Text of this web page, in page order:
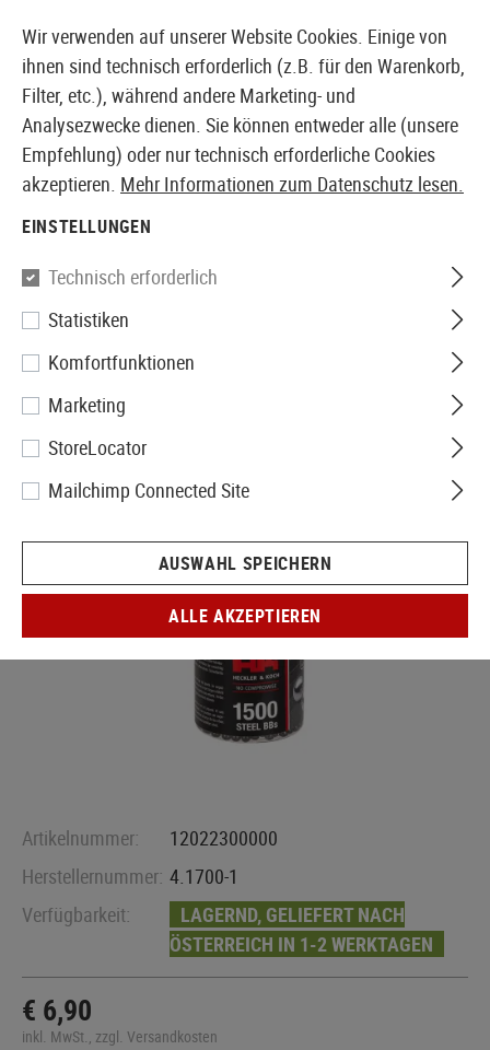
EUROPÄISCHER AIRSOFT SHOP & GROßHÄNDLER
Heckler & Koch
4.5mm BB Black Steel Shot
1500rds Bottle
Artikelnummer:
12022300000
Herstellernummer: 4.1700-1
Verfügbarkeit:
LAGERND, GELIEFERT NACH
ÖSTERREICH IN 1-2 WERKTAGEN
€ 6,90
inkl. MwSt., zzgl. Versandkosten
Wir verwenden auf unserer Website Cookies. Einige von
ihnen sind technisch erforderlich (z.B. für den Warenkorb,
Filter, etc.), während andere Marketing- und
Analysezwecke dienen. Sie können entweder alle (unsere
Empfehlung) oder nur technisch erforderliche Cookies
akzeptieren. Mehr Informationen zum Datenschutz lesen.
EINSTELLUNGEN
Technisch erforderlich
Statistiken
Komfortfunktionen
Marketing
StoreLocator
Mailchimp Connected Site
AUSWAHL SPEICHERN
ALLE AKZEPTIEREN